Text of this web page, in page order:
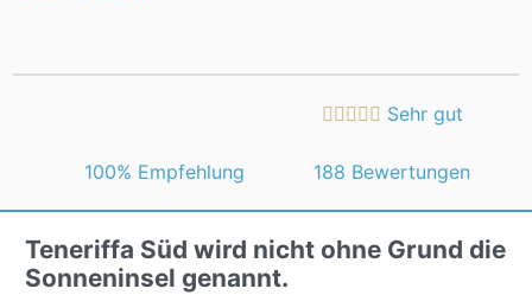
Sehr gut
100% Empfehlung 188 Bewertungen
Teneriffa Süd wird nicht ohne Grund die
Sonneninsel genannt.